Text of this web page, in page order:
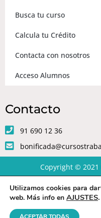
Busca tu curso
Calcula tu Crédito
Contacta con nosotros
Acceso Alumnos
Contacto
91 690 12 36
Copyright © 2021
Aviso Legal| Política de
Utilizamos cookies para
web. Más info en AJUSTES.